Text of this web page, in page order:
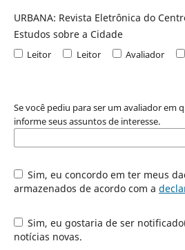
URBANA: Revista Eletrônica do
Estudos sobre a Cidade
Leitor Leitor Avaliador
Se você pediu para ser um avaliador em
informe seus assuntos de interesse.
Sim, eu concordo em ter meus
armazenados de acordo com a
Sim, eu gostaria de ser
notícias novas.